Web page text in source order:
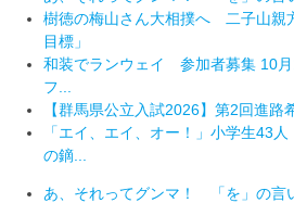
樹徳の梅山さん大相撲へ 二子山
目標」
和装でランウェイ 参加者募集 10
フ...
【群馬県公立入試2026】第2回進
「エイ、エイ、オー！」小学生
の鏑...
あ、それってグンマ！ 「を」の言